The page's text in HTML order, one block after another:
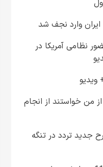
وارد نجف شد
نظامی آمریکا در
ویدیو
من خواستند از انجام
جدید تردد در تنگه